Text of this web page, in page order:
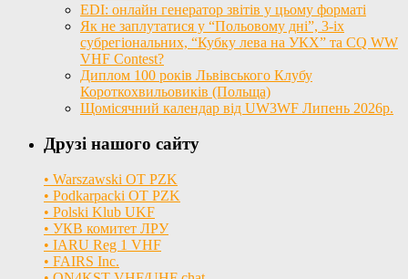
EDI: онлайн генератор звітів у цьому форматі
Як не заплутатися у “Польовому дні”, 3-іх
субрегіональних, “Кубку лева на УКХ” та CQ WW
VHF Contest?
Диплом 100 років Львівського Клубу
Короткохвильовиків (Польща)
Щомісячний календар від UW3WF Липень 2026р.
Друзі нашого сайту
• Warszawski OT PZK
• Podkarpacki OT PZK
• Polski Klub UKF
• УКВ комитет ЛРУ
• IARU Reg 1 VHF
• FAIRS Inc.